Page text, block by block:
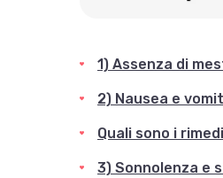
1) Assenza di
2) Nausea e
Quali sono i
3) Sonnolenza e